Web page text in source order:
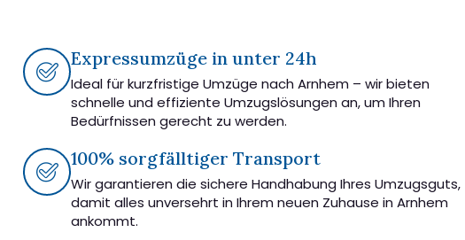
Expressumzüge in unter 24h
Ideal für kurzfristige Umzüge nach Arnhem – wir bieten
schnelle und effiziente Umzugslösungen an, um Ihren
Bedürfnissen gerecht zu werden.
100% sorgfälltiger Transport
Wir garantieren die sichere Handhabung Ihres Umzugsguts,
damit alles unversehrt in Ihrem neuen Zuhause in Arnhem
ankommt.